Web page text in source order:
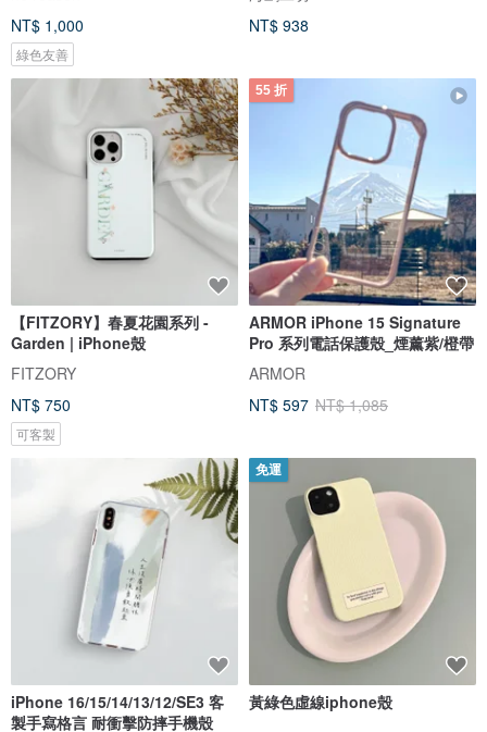
NT$ 1,000
綠色友善
NT$ 938
【FITZORY】春夏花園系列 -
Garden | iPhone殼
FITZORY
NT$ 750
可客製
55 折
ARMOR iPhone 15 Signature
Pro 系列電話保護殼_煙薰紫/橙帶
ARMOR
NT$ 597 NT$ 1,085
iPhone 16/15/14/13/12/SE3 客
製手寫格言 耐衝擊防摔手機殼
免運
黃綠色虛線iphone殼